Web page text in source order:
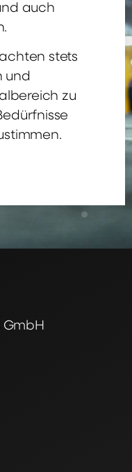
auch
stets
und
zu
GmbH